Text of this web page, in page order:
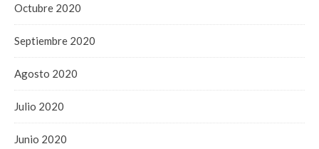
Octubre 2020
Septiembre 2020
Agosto 2020
Julio 2020
Junio 2020